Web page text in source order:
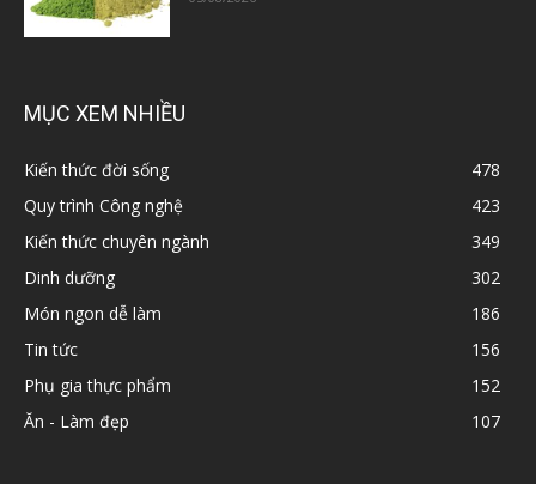
MỤC XEM NHIỀU
Kiến thức đời sống
478
Quy trình Công nghệ
423
Kiến thức chuyên ngành
349
Dinh dưỡng
302
Món ngon dễ làm
186
Tin tức
156
Phụ gia thực phẩm
152
Ăn - Làm đẹp
107